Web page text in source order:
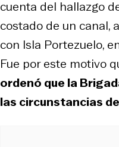
cuenta del hallazgo
costado de un canal,
con Isla Portezuelo,
Fue por este motivo
ordenó que la
las circunstancias